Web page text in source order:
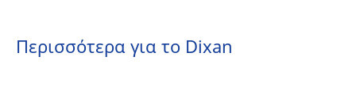
Περισσότερα για το Dixan